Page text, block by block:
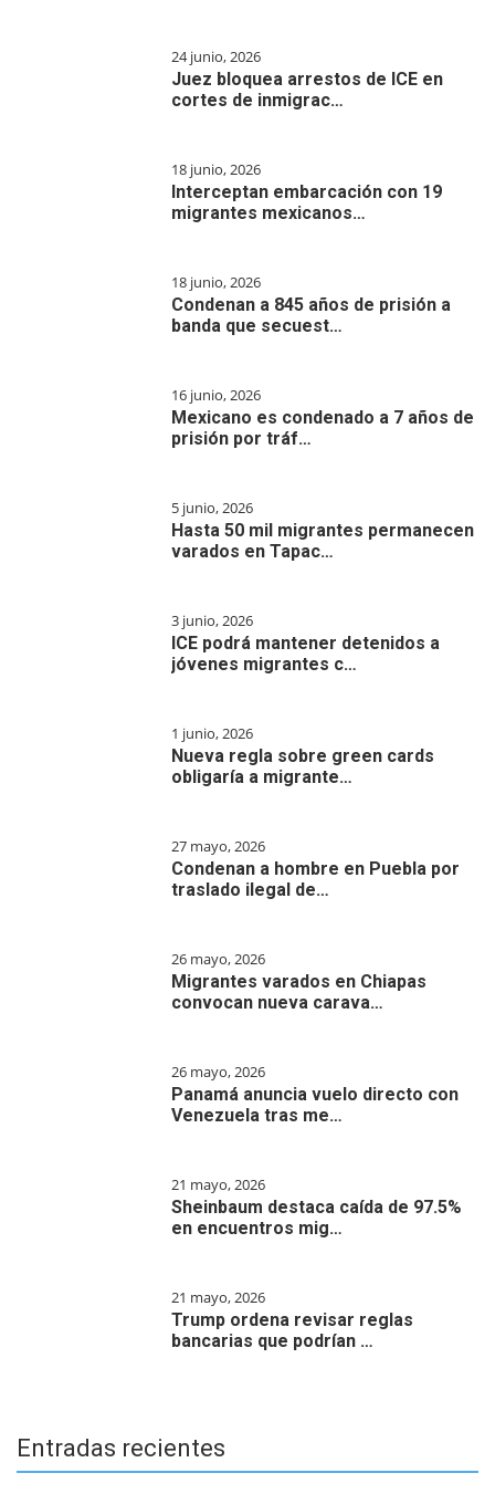
24 junio, 2026
Juez bloquea arrestos de ICE en
cortes de inmigrac…
18 junio, 2026
Interceptan embarcación con 19
migrantes mexicanos…
18 junio, 2026
Condenan a 845 años de prisión a
banda que secuest…
16 junio, 2026
Mexicano es condenado a 7 años de
prisión por tráf…
5 junio, 2026
Hasta 50 mil migrantes permanecen
varados en Tapac…
3 junio, 2026
ICE podrá mantener detenidos a
jóvenes migrantes c…
1 junio, 2026
Nueva regla sobre green cards
obligaría a migrante…
27 mayo, 2026
Condenan a hombre en Puebla por
traslado ilegal de…
26 mayo, 2026
Migrantes varados en Chiapas
convocan nueva carava…
26 mayo, 2026
Panamá anuncia vuelo directo con
Venezuela tras me…
21 mayo, 2026
Sheinbaum destaca caída de 97.5%
en encuentros mig…
21 mayo, 2026
Trump ordena revisar reglas
bancarias que podrían …
Entradas recientes